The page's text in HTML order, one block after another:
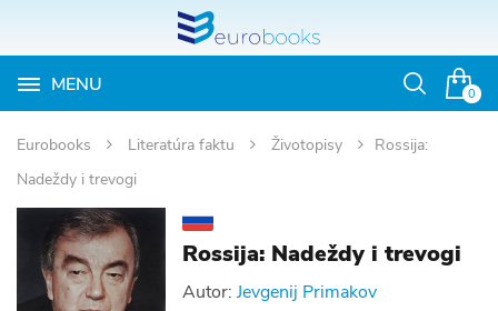
0
MENU
Otvoriť
Eurobooks Literatúra faktu Životopisy
Rossija:
Nadeždy i trevogi
Rossija: Nadeždy i trevogi
Autor: Jevgenij Primakov